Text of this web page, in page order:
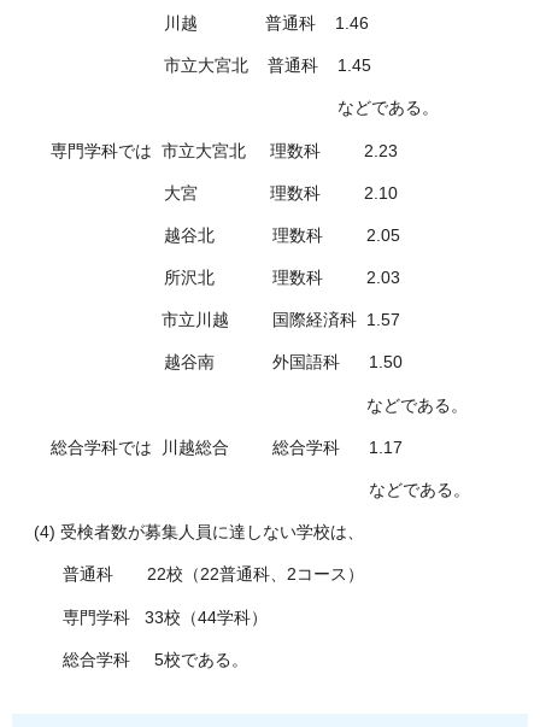
川越 普通科 1.46
市立大宮北 普通科 1.45
などである。
専門学科では 市立大宮北 理数科 2.23
大宮 理数科 2.10
越谷北 理数科 2.05
所沢北 理数科 2.03
市立川越 国際経済科 1.57
越谷南 外国語科 1.50
などである。
総合学科では 川越総合 総合学科 1.17
などである。
(4) 受検者数が募集人員に達しない学校は、
普通科 22校（22普通科、2コース）
専門学科 33校（44学科）
総合学科 5校である。